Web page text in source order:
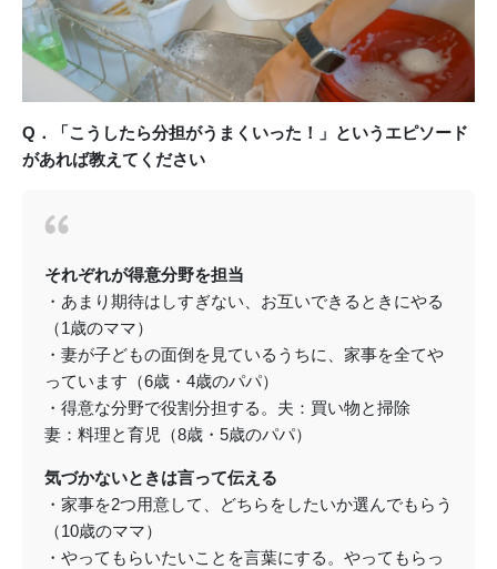
Q．「こうしたら分担がうまくいった！」というエピソード
があれば教えてください
それぞれが得意分野を担当
・あまり期待はしすぎない、お互いできるときにやる
（1歳のママ）
・妻が子どもの面倒を見ているうちに、家事を全てや
っています（6歳・4歳のパパ）
・得意な分野で役割分担する。夫：買い物と掃除
妻：料理と育児（8歳・5歳のパパ）
気づかないときは言って伝える
・家事を2つ用意して、どちらをしたいか選んでもらう
（10歳のママ）
・やってもらいたいことを言葉にする。やってもらっ